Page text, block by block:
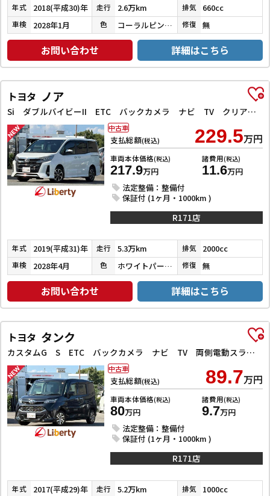
年式 2018(平成30)年 走行 2.6万km 排気 660cc
車検 2028年1月 色 コーラルピンクマイカ 修復 無
お問い合わせ 詳細はこちら
トヨタ ノア
Si ダブルバイビーII ETC バックカメラ ナビ TV クリアランスソナー オートクルーズコントロール レーンアシスト 衝突被害軽減システム 両側電動スライドドア オートマチックハイビーム オートライト
支払総額(税込) 229.5万円
車両本体価格(税込)
217.9万円
諸費用(税込)
11.6万円
法定整備：整備付
保証付 (1ヶ月・1000km )
中古車
R171店
年式 2019(平成31)年 走行 5.3万km 排気 2000cc
車検 2028年4月 色 ホワイトパールクリスタルシャイン 修復 無
お問い合わせ 詳細はこちら
トヨタ タンク
カスタムG S ETC バックカメラ ナビ TV 両側電動スライドドア オートクルーズコントロール 衝突被害軽減システム アルミホイール オートライト LEDヘッドランプ スマートキー アイドリングストップ
支払総額(税込) 89.7万円
車両本体価格(税込)
80万円
諸費用(税込)
9.7万円
法定整備：整備付
保証付 (1ヶ月・1000km )
中古車
R171店
年式 2017(平成29)年 走行 5.2万km 排気 1000cc